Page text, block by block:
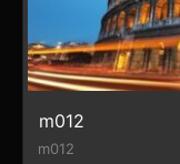
m012
m012